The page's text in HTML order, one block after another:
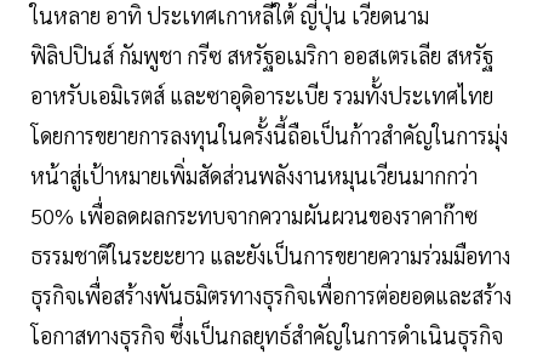
ในหลาย อาทิ ประเทศเกาหลีใต้ ญี่ปุ่น เวียดนาม
ฟิลิปปินส์ กัมพูชา กรีซ สหรัฐอเมริกา ออสเตรเลีย สหรัฐ
อาหรับเอมิเรตส์ และซาอุดิอาระเบีย รวมทั้งประเทศไทย
โดยการขยายการลงทุนในครั้งนี้ถือเป็นก้าวสำคัญในการมุ่ง
หน้าสู่เป้าหมายเพิ่มสัดส่วนพลังงานหมุนเวียนมากกว่า
50% เพื่อลดผลกระทบจากความผันผวนของราคาก๊าซ
ธรรมชาติในระยะยาว และยังเป็นการขยายความร่วมมือทาง
ธุรกิจเพื่อสร้างพันธมิตรทางธุรกิจเพื่อการต่อยอดและสร้าง
โอกาสทางธุรกิจ ซึ่งเป็นกลยุทธ์สำคัญในการดำเนินธุรกิจ